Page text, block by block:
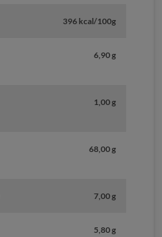
396 kcal/100g
6,90 g
1,00 g
68,00 g
7,00 g
5,80 g